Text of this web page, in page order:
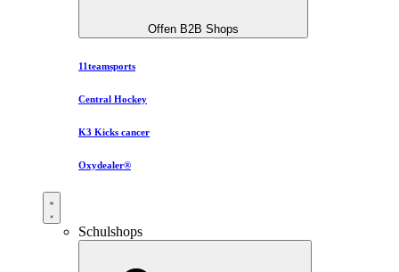
Offen B2B Shops
11teamsports
Central Hockey
K3 Kicks cancer
Oxydealer®
Schulshops